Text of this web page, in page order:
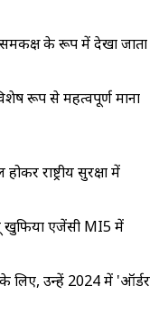
के रूप में देखा जाता
रूप से महत्वपूर्ण माना
राष्ट्रीय सुरक्षा में
खुफिया एजेंसी MI5 में
के लिए, उन्हें 2024 में 'ऑर्डर